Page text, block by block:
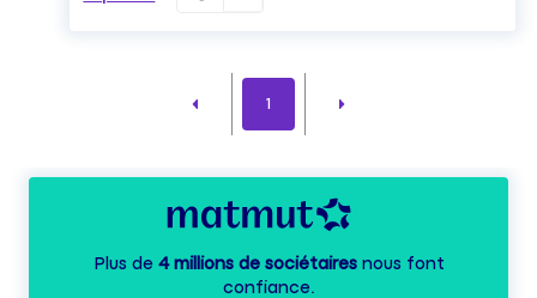
1
Plus de 4 millions de sociétairesnous font
confiance.